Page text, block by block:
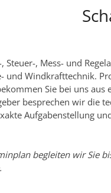
, Mess- und
und Windkrafttechnik.
Sie bei uns aus
besprechen wir die
Aufgabenstellung
begleiten wir Sie